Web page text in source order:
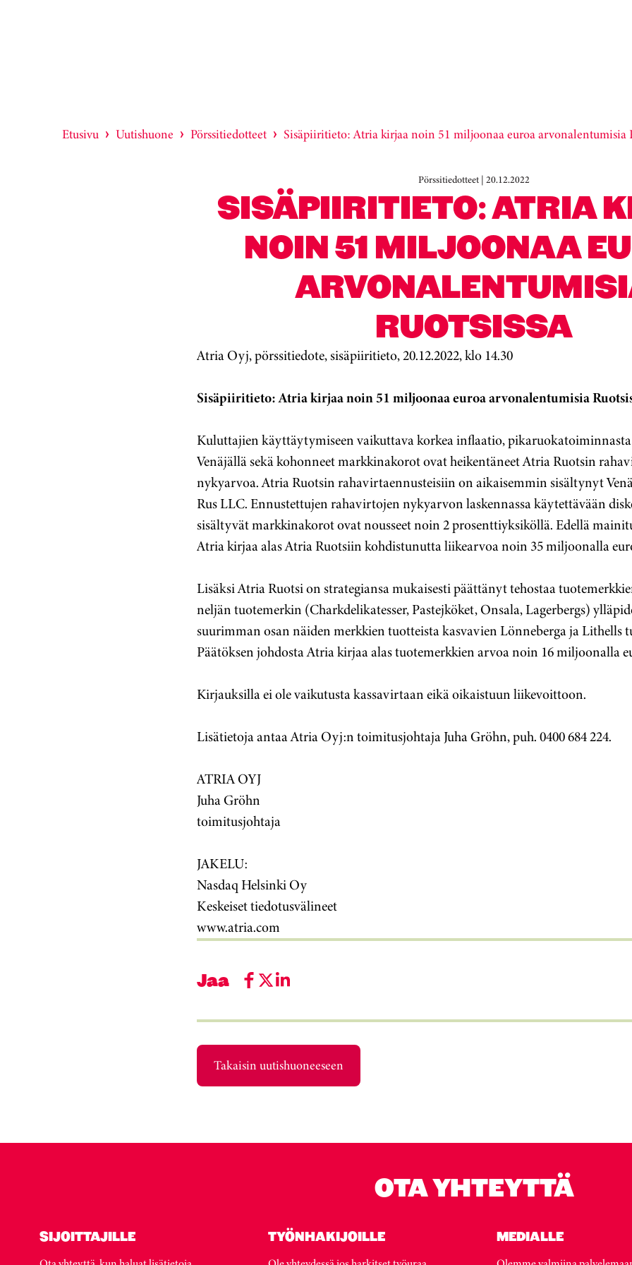
Etusivu Uutishuone Pörssitiedotteet Sisäpiiritieto: Atria kirjaa noin 51 miljoonaa euroa arvonalentumisia
Pörssitiedotteet | 20.12.2022
SISÄPIIRITIETO: ATRIA
NOIN 51 MILJOONAA
RUOTSISSA
Atria Oyj, pörssitiedote, sisäpiiritieto, 20.12.2022, klo 14.30
Sisäpiiritieto: Atria kirjaa noin 51 miljoonaa euroa arvonalentumisia
Kuluttajien käyttäytymiseen vaikuttava korkea inflaatio,
Venäjällä sekä kohonneet markkinakorot ovat heikentäneet Atria Ruotsin
nykyarvoa. Atria Ruotsin rahavirtaennusteisiin on aikaisemmin sisältynyt
Rus LLC. Ennustettujen rahavirtojen nykyarvon laskennassa käytettävään
sisältyvät markkinakorot ovat nousseet noin 2 prosenttiyksiköllä.Edellä
Atria kirjaa alas Atria Ruotsiin kohdistunutta liikearvoa noin 35 miljoonalla
Lisäksi Atria Ruotsi on strategiansa mukaisesti päättänyt tehostaa
neljän tuotemerkin (Charkdelikatesser, Pastejköket, Onsala, Lagerbergs)
suurimman osan näiden merkkien tuotteista kasvavien Lönneberga ja Lithells
Päätöksen johdosta Atria kirjaa alas tuotemerkkien arvoa noin 16 miljoonalla
Kirjauksilla ei ole vaikutusta kassavirtaan eikä oikaistuun liikevoittoon.
Lisätietoja antaa Atria Oyj:n toimitusjohtaja Juha Gröhn, puh. 0400 684 224.
ATRIA OYJ
Juha Gröhn
toimitusjohtaja
JAKELU:
Nasdaq Helsinki Oy
Keskeiset tiedotusvälineet
www.atria.com
Jaa
Takaisin uutishuoneeseen
OTA YHTEYTTÄ
SIJOITTAJILLE TYÖNHAKIJOILLE MEDIALLE